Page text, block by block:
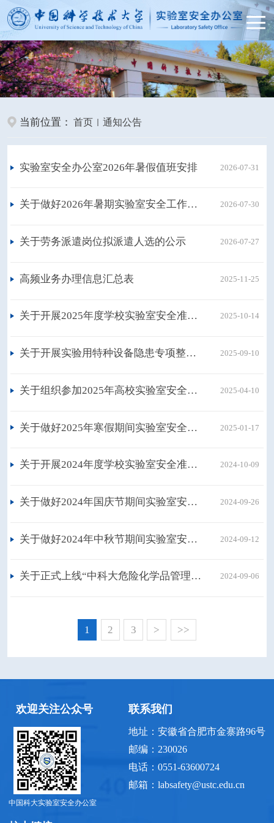
当前位置： 首页 通知公告
实验室安全办公室2026年暑假值班安排 2026-07-31
关于做好2026年暑期实验室安全工作的通知 2026-07-30
关于劳务派遣岗位拟派遣人选的公示 2026-07-27
高频业务办理信息汇总表 2025-11-25
关于开展2025年度学校实验室安全准入教育工作的通知 2025-10-14
关于开展实验用特种设备隐患专项整治工作的通知 2025-09-10
关于组织参加2025年高校实验室安全工作培训会的通知 2025-04-10
关于做好2025年寒假期间实验室安全工作的通知 2025-01-17
关于开展2024年度学校实验室安全准入教育工作的通知 2024-10-09
关于做好2024年国庆节期间实验室安全工作的通知 2024-09-26
关于做好2024年中秋节期间实验室安全工作的通知 2024-09-12
关于正式上线“中科大危险化学品管理系统”的通知 2024-09-06
1 2 3 > >>
欢迎关注公众号
中国科大实验室安全办公室
联系我们
地址：安徽省合肥市金寨路96号
邮编：230026
电话：0551-63600724
邮箱：labsafety@ustc.edu.cn